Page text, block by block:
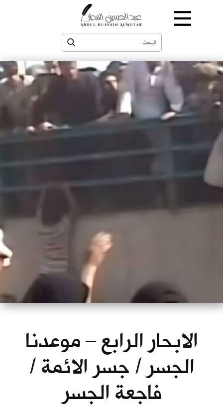
الابحار الرابع – موعدنا
الجسر / جسر الائمة /
فاجعة الجسر